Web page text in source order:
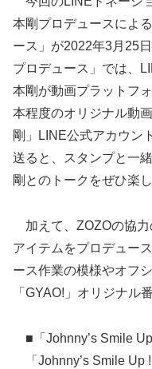
本剛プロデュースによ
ース」が2022年3月25
プロデュース」では、
本剛が動画プラットフ
本程度のオリジナル動
剛」LINE公式アカウン
送ると、スタンプと一
剛とのトークをぜひ楽
加えて、ZOZOの協力
アイテムをプロデュー
ース作業の模様やオフ
「GYAO!」オリジナル
■「Johnny’s Smile
「Johnny’s Smile Up